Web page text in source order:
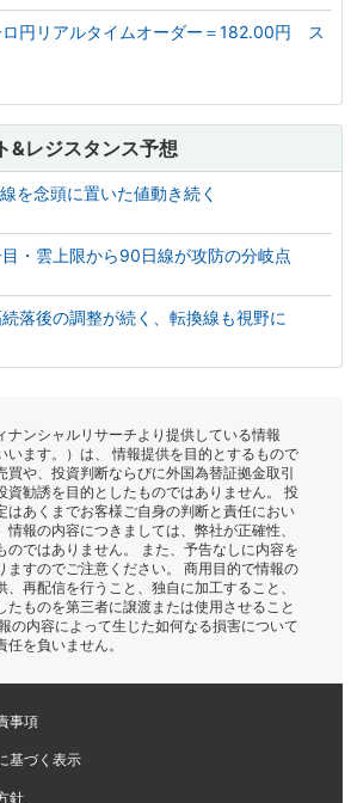
ロ円リアルタイムオーダー＝182.00円 ス
&レジスタンス予想
を念頭に置いた値動き続く
目・雲上限から90日線が攻防の分岐点
続落後の調整が続く、転換線も視野に
ナンシャルリサーチより提供している情報
います。）は、 情報提供を目的とするもので
買や、投資判断ならびに外国為替証拠金取引
資勧誘を目的としたものではありません。 投
はあくまでお客様ご自身の判断と責任におい
情報の内容につきましては、弊社が正確性、
のではありません。 また、予告なしに内容を
ますのでご注意ください。 商用目的で情報の
、再配信を行うこと、独自に加工すること、
たものを第三者に譲渡または使用させること
の内容によって生じた如何なる損害について
を負いません。
事項
基づく表示
針